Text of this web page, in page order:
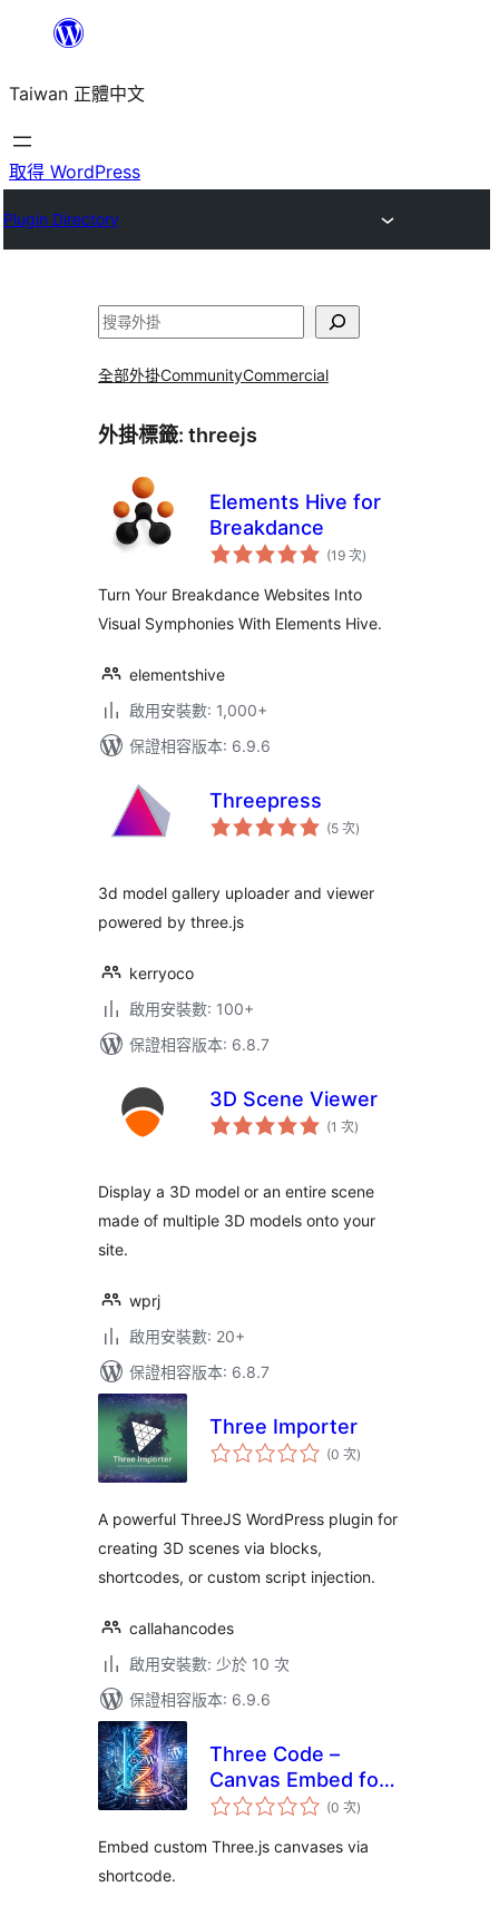
主
要
內
Taiwan 正體中文
取得 WordPress
Plugin Directory
搜
全部外掛CommunityCommercial
外掛標籤: threejs
Elements Hive for
Breakdance
(19 次評
分)
Turn Your Breakdance Websites Into
Visual Symphonies With Elements Hive.
elementshive
啟用安裝數: 1,000+
保證相容版本: 6.9.6
Threepress
(5 次評
分)
3d model gallery uploader and viewer
powered by three.js
kerryoco
啟用安裝數: 100+
保證相容版本: 6.8.7
3D Scene Viewer
(1 次評
分)
Display a 3D model or an entire scene
made of multiple 3D models onto your
site.
wprj
啟用安裝數: 20+
保證相容版本: 6.8.7
Three Importer
(0 次評
分)
A powerful ThreeJS WordPress plugin for
creating 3D scenes via blocks,
shortcodes, or custom script injection.
callahancodes
啟用安裝數: 少於 10 次
保證相容版本: 6.9.6
Three Code –
Canvas Embed for
Three.js
(0 次評
分
數
)
Embed custom Three.js canvases via
shortcode.